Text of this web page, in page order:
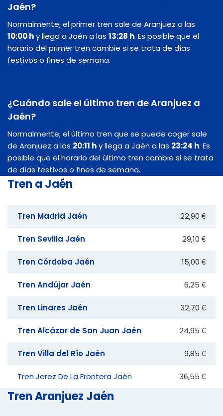
Jaén?
Normalmente, el primer tren sale de Aranjuez a las
10:00 hy llega a Jaén a las 13:28 h. Es posible que el
horario del primer tren cambie si se trata de días
festivos o fines de semana.
¿Cuándo sale el último tren de Aranjuez a
Jaén?
Normalmente, el último tren que se puede coger sale
de Aranjuez a las 20:11 hy llega a Jaén a las 23:24 h. Es
posible que el horario del último tren cambie si se trata
de días festivos o fines de semana.
Tren a Jaén
Tren Madrid Jaén 22,90 €
Tren Sevilla Jaén 29,10 €
Tren Córdoba Jaén 15,00 €
Tren Andújar Jaén 6,25 €
Tren Linares Jaén 32,70 €
Tren Alcázar de San Juan Jaén 24,95 €
Tren Villa del Río Jaén 9,85 €
Tren Jerez De La Frontera Jaén 36,55 €
Tren Aranjuez Jaén